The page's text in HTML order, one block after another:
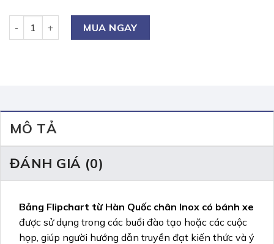
MUA NGAY
MÔ TẢ
ĐÁNH GIÁ (0)
Bảng Flipchart từ Hàn Quốc chân Inox có bánh xe
được sử dụng trong các buổi đào tạo hoặc các cuộc
họp, giúp người hướng dẫn truyền đạt kiến thức và ý